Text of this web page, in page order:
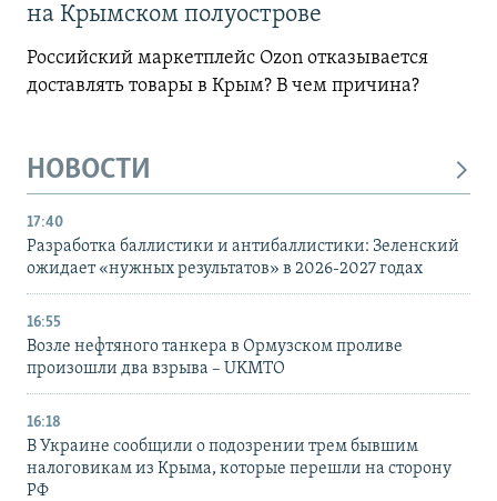
на Крымском полуострове
Российский маркетплейс Ozon отказывается
доставлять товары в Крым? В чем причина?
НОВОСТИ
17:40
Разработка баллистики и антибаллистики: Зеленский
ожидает «нужных результатов» в 2026-2027 годах
16:55
Возле нефтяного танкера в Ормузском проливе
произошли два взрыва – UKMTO
16:18
В Украине сообщили о подозрении трем бывшим
налоговикам из Крыма, которые перешли на сторону
РФ